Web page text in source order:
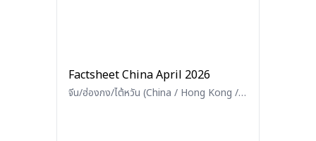
Factsheet China April 2026
จีน/ฮ่องกง/ไต้หวัน (China / Hong Kong /